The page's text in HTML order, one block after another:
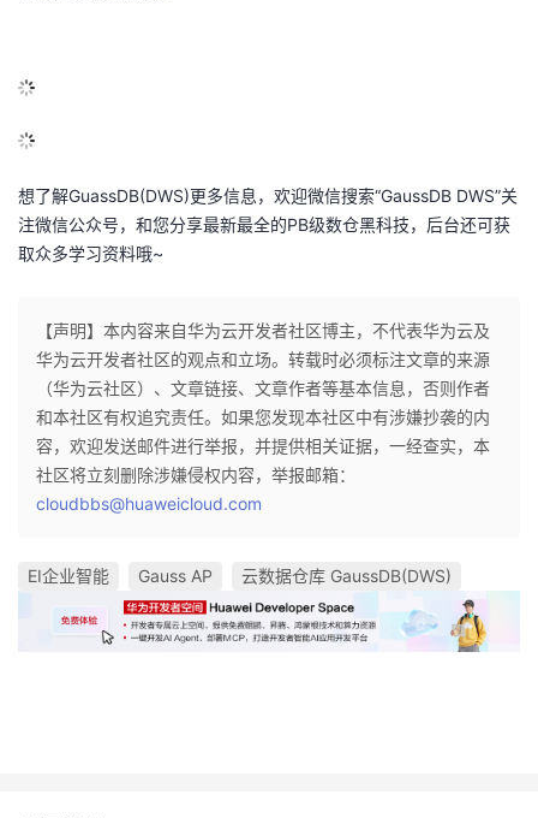
想了解GuassDB(DWS)更多信息，欢迎微信搜索“GaussDB DWS”关
注微信公众号，和您分享最新最全的PB级数仓黑科技，后台还可获
取众多学习资料哦~
【声明】本内容来自华为云开发者社区博主，不代表华为云及
华为云开发者社区的观点和立场。转载时必须标注文章的来源
（华为云社区）、文章链接、文章作者等基本信息，否则作者
和本社区有权追究责任。如果您发现本社区中有涉嫌抄袭的内
容，欢迎发送邮件进行举报，并提供相关证据，一经查实，本
社区将立刻删除涉嫌侵权内容，举报邮箱：
cloudbbs@huaweicloud.com
EI企业智能 Gauss AP 云数据仓库 GaussDB(DWS)